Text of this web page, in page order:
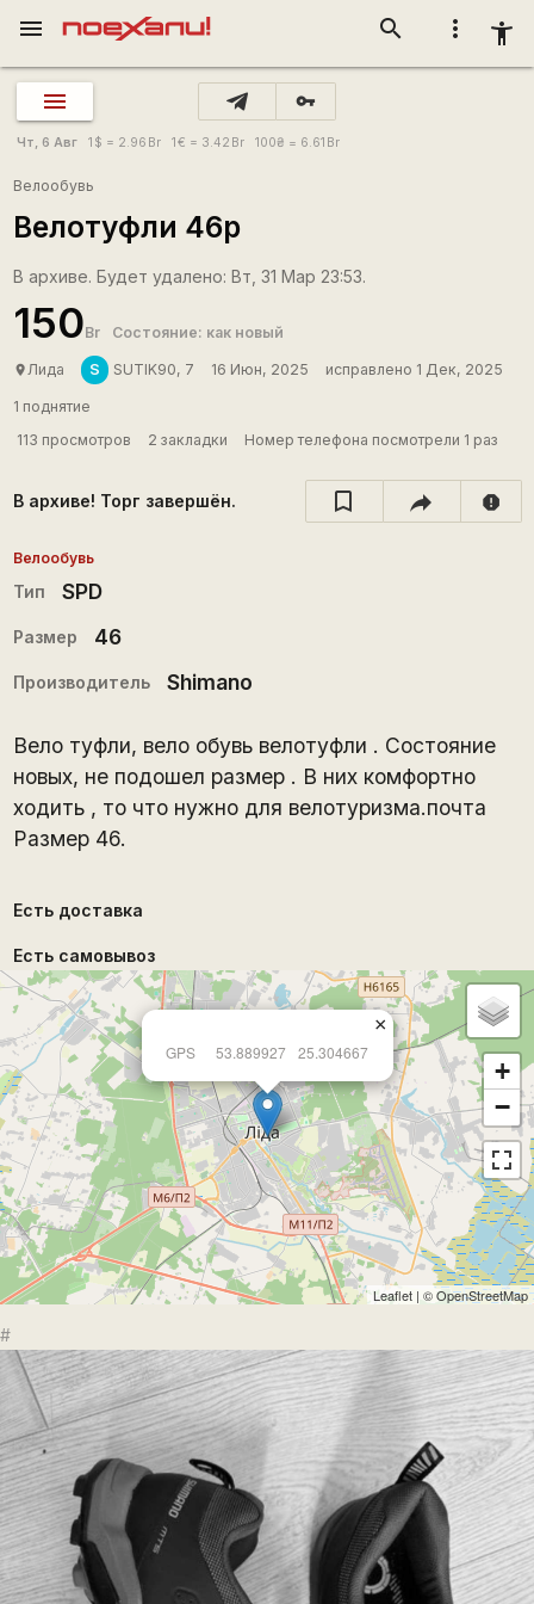
more_vert accessibility_new
search
menu
vpn_key
Чт, 6 Авг 1 $ = 2.96 Br 1€ = 3.42 Br 100₴ = 6.61 Br
Велообувь
Велотуфли 46р
В архиве. Будет удалено: Вт, 31 Мар 23:53.
150Br Состояние: как новый
placeЛида S SUTIK90, 7 16 Июн, 2025 исправлено 1 Дек, 2025
1 поднятие
113 просмотров
2 закладки Номер телефона посмотрели 1 раз
В архиве! Торг завершён. report
Велообувь
Тип SPD
Размер 46
Производитель Shimano
Вело туфли, вело обувь велотуфли . Состояние
новых, не подошел размер . В них комфортно
ходить , то что нужно для велотуризма.почта
Размер 46.
Есть доставка
Есть самовывоз
GPS 53.889927 25.304667
×
+
−
Leaflet | ©OpenStreetMap
#